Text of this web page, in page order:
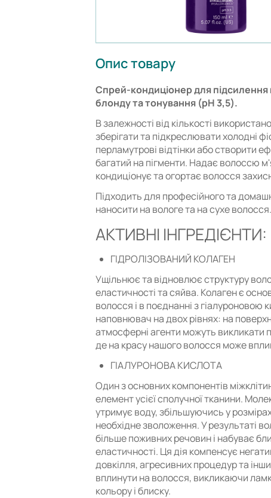
Опис товару
Спрей-кондиціонер для підсилення
блонду та тонування (pH 3,5).
В залежності від кількості
зберігати та підкреслювати холодні
перламутрові відтінки або створити
багатий на пігменти. Надає волоссю
кондиціонує та огортає волосся
Підходить для професійного та
наносити на вологе та на сухе
АКТИВНІ ІНГРЕДІЄНТИ:
ГІДРОЛІЗОВАНИЙ КОЛАГЕН
Ущільнює та відновлює структуру
еластичності та сяйва. Колаген є
волосся і в поєднанні з гіалуроновою
наповнювач на двох рівнях: на
атмосферні агенти можуть викликати
де на красу нашого волосся може
ГІАЛУРОНОВА КИСЛОТА
Один з основних компонентів
елемент усієї сполучної тканини.
утримує воду, збільшуючись у
необхідне зволоження. У результаті
більше поживних речовин і набуває
еластичності. Ця дія компенсує
довкілля, агресивних процедур та
вплинути на волосся, викликаючи
кольору і блиску.